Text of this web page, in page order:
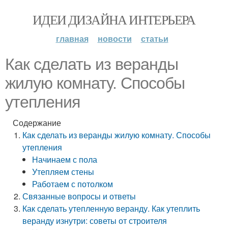
ИДЕИ ДИЗАЙНА ИНТЕРЬЕРА
главная новости статьи
Как сделать из веранды
жилую комнату. Способы
утепления
Содержание
Как сделать из веранды жилую комнату. Способы
утепления
Начинаем с пола
Утепляем стены
Работаем с потолком
Связанные вопросы и ответы
Как сделать утепленную веранду. Как утеплить
веранду изнутри: советы от строителя